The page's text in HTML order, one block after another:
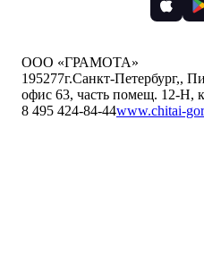
ООО «ГРАМОТА»
195277г.Санкт-Петербург,,
офис 63, часть помещ. 12-Н,
8 495 424-84-44www.chitai-